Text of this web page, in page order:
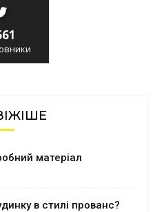
матеріал
в стилі прованс?